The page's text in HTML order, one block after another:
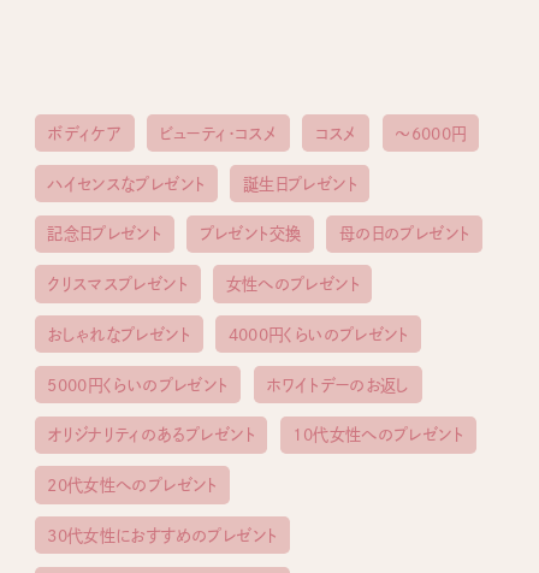
ボディケア ビューティ・コスメ コスメ 〜6000円
ハイセンスなプレゼント 誕生日プレゼント
記念日プレゼント プレゼント交換 母の日のプレゼント
クリスマスプレゼント 女性へのプレゼント
おしゃれなプレゼント 4000円くらいのプレゼント
5000円くらいのプレゼント ホワイトデーのお返し
オリジナリティのあるプレゼント 10代女性へのプレゼント
20代女性へのプレゼント
30代女性におすすめのプレゼント